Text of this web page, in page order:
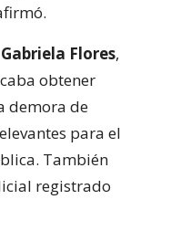
Gabriela Flores,
obtener
demora de
para el
También
registrado